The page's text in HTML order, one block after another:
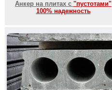
Анкер на плитах с "пустотами"
100% надежность